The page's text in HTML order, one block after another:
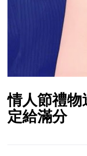
情人節禮
定給滿分